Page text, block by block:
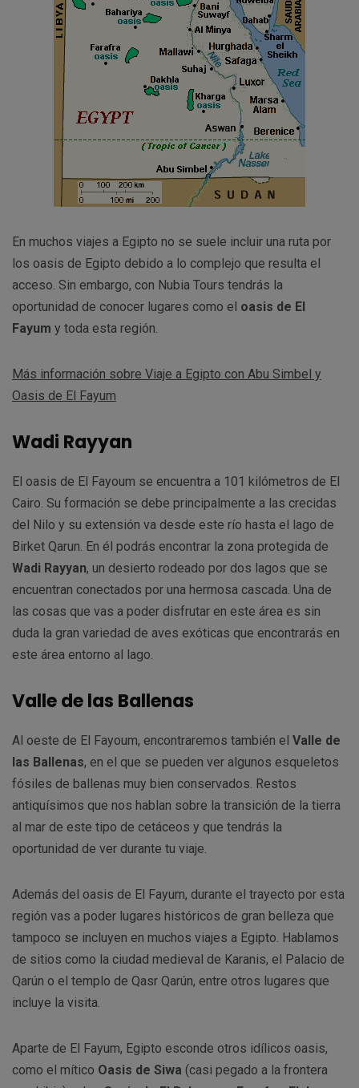
En muchos viajes a Egipto no se suele incluir una ruta por
los oasis de Egipto debido a lo complejo que resulta el
acceso. Sin embargo, con Nubia Tours tendrás la
oportunidad de conocer lugares como el oasis de El
Fayum y toda esta región.
Más información sobre Viaje a Egipto con Abu Simbel y
Oasis de El Fayum
Wadi Rayyan
El oasis de El Fayoum se encuentra a 101 kilómetros de El
Cairo. Su formación se debe principalmente a las crecidas
del Nilo y su extensión va desde este río hasta el lago de
Birket Qarun. En él podrás encontrar la zona protegida de
Wadi Rayyan, un desierto rodeado por dos lagos que se
encuentran conectados por una hermosa cascada. Una de
las cosas que vas a poder disfrutar en este área es sin
duda la gran variedad de aves exóticas que encontrarás en
este área entorno al lago.
Valle de las Ballenas
Al oeste de El Fayoum, encontraremos también el Valle de
las Ballenas, en el que se pueden ver algunos esqueletos
fósiles de ballenas muy bien conservados. Restos
antiquísimos que nos hablan sobre la transición de la tierra
al mar de este tipo de cetáceos y que tendrás la
oportunidad de ver durante tu viaje.
Además del oasis de El Fayum, durante el trayecto por esta
región vas a poder lugares históricos de gran belleza que
tampoco se incluyen en muchos viajes a Egipto. Hablamos
de sitios como la ciudad medieval de Karanis, el Palacio de
Qarún o el templo de Qasr Qarún, entre otros lugares que
incluye la visita.
Aparte de El Fayum, Egipto esconde otros idílicos oasis,
como el mítico Oasis de Siwa (casi pegado a la frontera